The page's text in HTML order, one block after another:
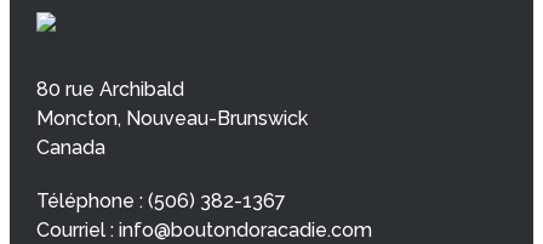
80 rue Archibald
Moncton, Nouveau-Brunswick
Canada
Téléphone : (506) 382-1367
Courriel : info@boutondoracadie.com